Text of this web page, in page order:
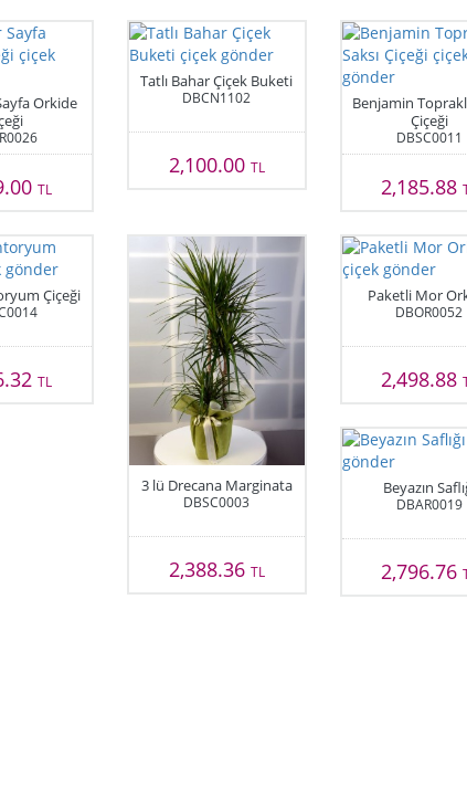
Orkide
TL
Tatlı Bahar Çiçek Buketi
DBCN1102
2,100.00 TL
Benjamin
Çiçeği
DBSC0011
2,185.88
Çiçeği
TL
3 lü Drecana Marginata
DBSC0003
2,388.36 TL
Paketli Mor
DBOR0052
2,498.88
Beyazın
DBAR0019
2,796.76